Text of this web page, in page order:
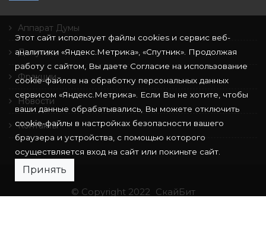
Аппарат Думы
Депутаты
Фракции
Новости
Контакты
© Copyright 2022 СкайБит
Этот сайт использует файлы cookies и сервис веб-
аналитики «Яндекс.Метрика», «Спутник». Продолжая
работу с сайтом, Вы даете Согласие на использование
cookie-файлов на обработку персональных данных
сервисом «Яндекс.Метрика». Если Вы не хотите, чтобы
ваши данные обрабатывались, Вы можете отключить
cookie-файлы в настройках безопасности вашего
браузера и устройства, с помощью которого
осуществляется вход на сайт или покиньте сайт.
Принять